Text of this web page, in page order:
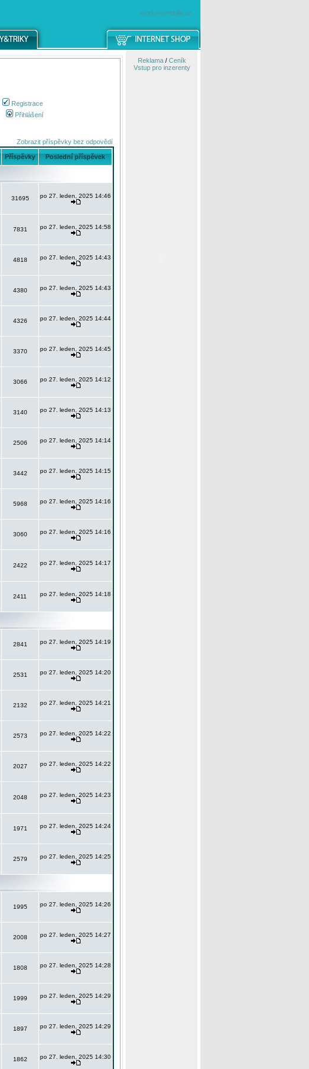
windowsmobile.cz
Registrace
Přihlášení
Zobrazit příspěvky bez odpovědí
Příspěvky Poslední příspěvek
31695 po 27. leden, 2025 14:46
7831 po 27. leden, 2025 14:58
4818 po 27. leden, 2025 14:43
4380 po 27. leden, 2025 14:43
4326 po 27. leden, 2025 14:44
3370 po 27. leden, 2025 14:45
3066 po 27. leden, 2025 14:12
3140 po 27. leden, 2025 14:13
2506 po 27. leden, 2025 14:14
3442 po 27. leden, 2025 14:15
5968 po 27. leden, 2025 14:16
3060 po 27. leden, 2025 14:16
2422 po 27. leden, 2025 14:17
2411 po 27. leden, 2025 14:18
2841 po 27. leden, 2025 14:19
2531 po 27. leden, 2025 14:20
2132 po 27. leden, 2025 14:21
2573 po 27. leden, 2025 14:22
2027 po 27. leden, 2025 14:22
2048 po 27. leden, 2025 14:23
1971 po 27. leden, 2025 14:24
2579 po 27. leden, 2025 14:25
1995 po 27. leden, 2025 14:26
2008 po 27. leden, 2025 14:27
1808 po 27. leden, 2025 14:28
1999 po 27. leden, 2025 14:29
1897 po 27. leden, 2025 14:29
1862 po 27. leden, 2025 14:30
Reklama/ Ceník
Vstup pro inzerenty